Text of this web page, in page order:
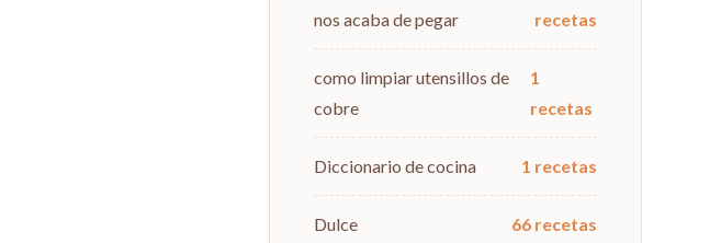
nos acaba de pegar
recetas
como limpiar utensillos de
cobre
1
recetas
Diccionario de cocina 1 recetas
Dulce 66 recetas